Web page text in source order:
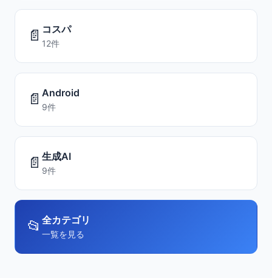
📄 コスパ
12件
📄 Android
9件
📄 生成AI
9件
📂 全カテゴリ
一覧を見る